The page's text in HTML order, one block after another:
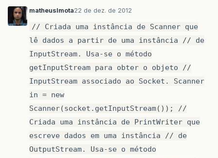
matheuslmota22 de dez. de 2012
// Criada uma instância de Scanner que
lê dados a partir de uma instância // de
InputStream. Usa-se o método
getInputStream para obter o objeto //
InputStream associado ao Socket. Scanner
in = new
Scanner(socket.getInputStream()); //
Criada uma instância de PrintWriter que
escreve dados em uma instância // de
OutputStream. Usa-se o método